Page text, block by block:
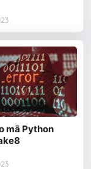
mã Python